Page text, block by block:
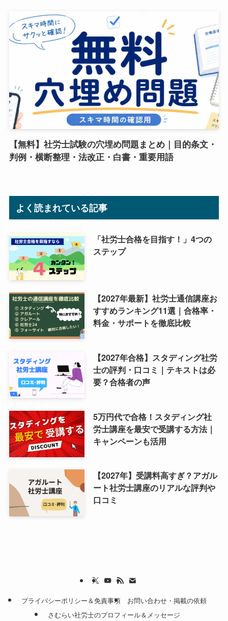
【無料】社労士試験の穴埋め問題まとめ｜目的条文・
判例・横断整理・法改正・白書・重要用語
よく読まれている記事
「社労士合格を目指す！」4つの
ステップ
【2027年最新】社労士通信講座お
すすめランキング11選｜合格率・
料金・サポートを徹底比較
【2027年合格】スタディング社労
士の評判・口コミ｜テキストは必
要？合格者の声
5万円代で合格！スタディング社
労士講座を最安で受講する方法｜
キャンペーンも活用
【2027年】受講料高すぎ？アガル
ート社労士講座のリアルな評判や
口コミ
プライバシーポリシー＆免責事項
お問い合わせ・掲載の依頼
さむらい社労士のプロフィール＆メッセージ